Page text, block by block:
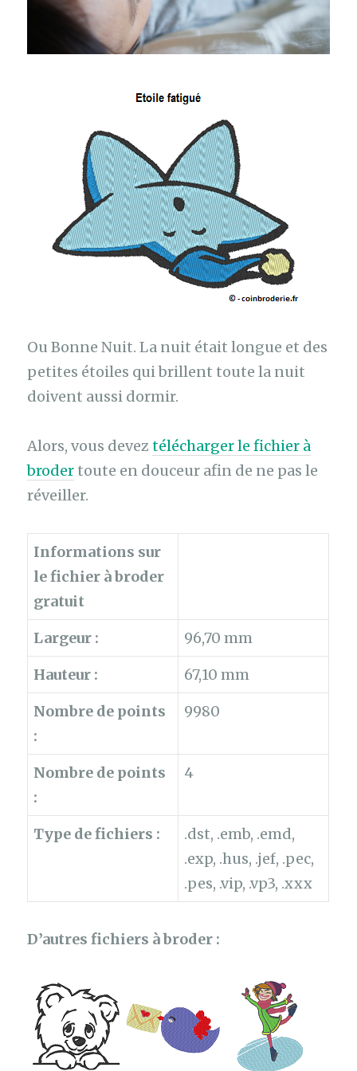
Ou Bonne Nuit. La nuit était longue et des
petites étoiles qui brillent toute la nuit
doivent aussi dormir.
Alors, vous deveztélécharger le fichier à
brodertoute en douceur afin de ne pas le
réveiller.
Informations sur
le fichier à broder
gratuit
Largeur :
96,70 mm
Hauteur :
67,10 mm
Nombre de points
:
9980
Nombre de points
:
4
Type de fichiers :
.dst, .emb, .emd,
.exp, .hus, .jef, .pec,
.pes, .vip, .vp3, .xxx
D’autres fichiers à broder :